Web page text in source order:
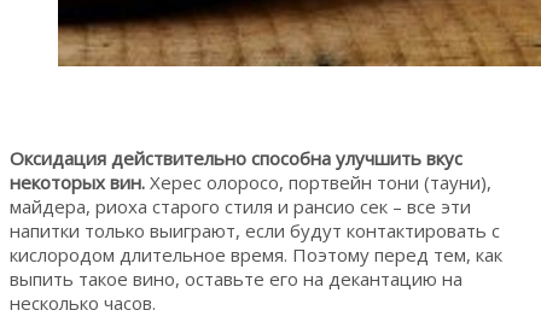
Оксидация действительно способна улучшить вкус
некоторых вин. Херес олоросо, портвейн тони (тауни),
майдера, риоха старого стиля и рансио сек – все эти
напитки только выиграют, если будут контактировать с
кислородом длительное время. Поэтому перед тем, как
выпить такое вино, оставьте его на декантацию на
несколько часов.